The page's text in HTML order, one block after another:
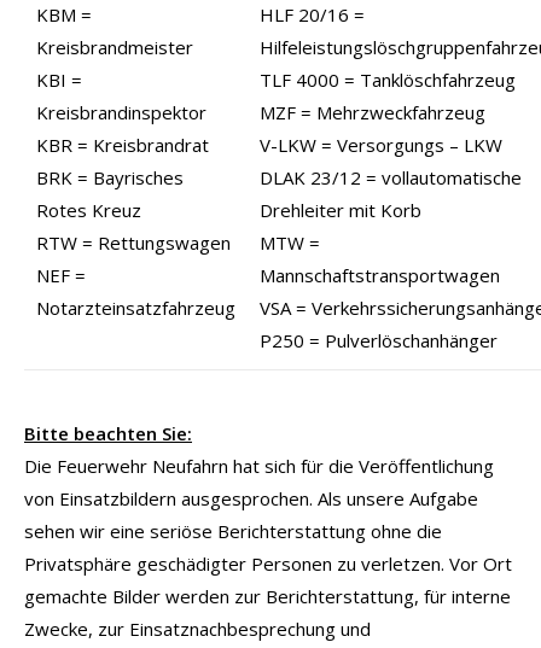
KBM =
Kreisbrandmeister
KBI =
Kreisbrandinspektor
KBR = Kreisbrandrat
BRK = Bayrisches
Rotes Kreuz
RTW = Rettungswagen
NEF =
Notarzteinsatzfahrzeug
HLF 20/16 =
TLF 4000 = Tanklöschfahrzeug
MZF = Mehrzweckfahrzeug
V-LKW = Versorgungs – LKW
DLAK 23/12 = vollautomatische
Drehleiter mit Korb
MTW =
Mannschaftstransportwagen
VSA =
P250 = Pulverlöschanhänger
Bitte beachten Sie:
Die Feuerwehr Neufahrn hat sich für die Veröffentlichung
von Einsatzbildern ausgesprochen. Als unsere Aufgabe
sehen wir eine seriöse Berichterstattung ohne die
Privatsphäre geschädigter Personen zu verletzen. Vor Ort
gemachte Bilder werden zur Berichterstattung, für interne
Zwecke, zur Einsatznachbesprechung und